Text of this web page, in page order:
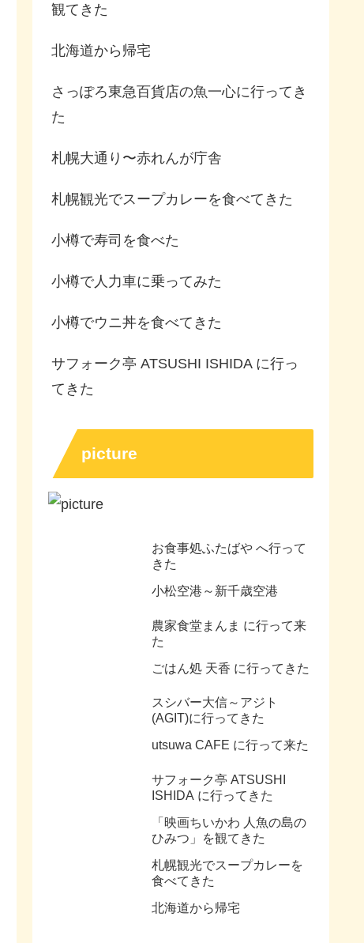
観てきた
北海道から帰宅
さっぽろ東急百貨店の魚一心に行ってき
た
札幌大通り〜赤れんが庁舎
札幌観光でスープカレーを食べてきた
小樽で寿司を食べた
小樽で人力車に乗ってみた
小樽でウニ丼を食べてきた
サフォーク亭 ATSUSHI ISHIDA に行っ
てきた
picture
お食事処ふたばや へ行って
きた
小松空港～新千歳空港
農家食堂まんま に行って来
た
ごはん処 天香 に行ってきた
スシバー大信～アジト
(AGIT)に行ってきた
utsuwa CAFE に行って来た
サフォーク亭 ATSUSHI
ISHIDA に行ってきた
「映画ちいかわ 人魚の島の
ひみつ」を観てきた
札幌観光でスープカレーを
食べてきた
北海道から帰宅